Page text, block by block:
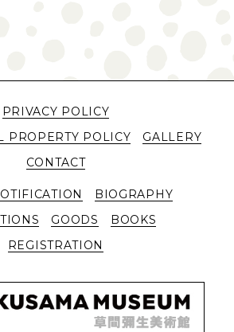
PRIVACY POLICY
PROPERTY POLICY
GALLERY
CONTACT
BIOGRAPHY
GOODS
BOOKS
REGISTRATION